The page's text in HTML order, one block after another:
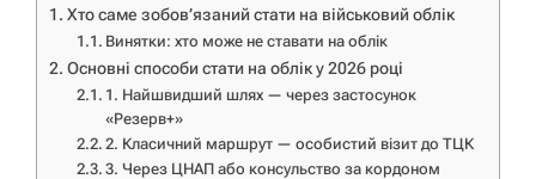
Хто саме зобов’язаний стати на військовий облік
Винятки: хто може не ставати на облік
Основні способи стати на облік у 2026 році
1. Найшвидший шлях — через застосунок
«Резерв+»
2. Класичний маршрут — особистий візит до ТЦК
3. Через ЦНАП або консульство за кордоном